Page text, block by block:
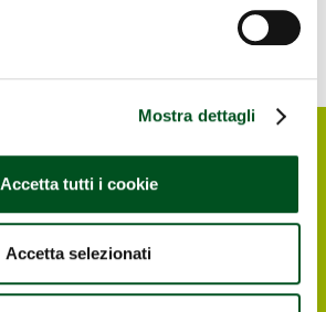
Mostra dettagli
Accetta tutti i cookie
Accetta selezionati